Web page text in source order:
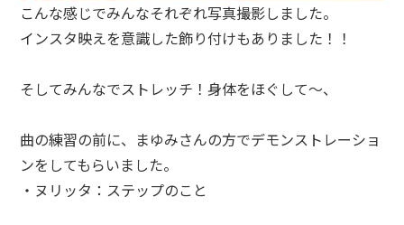
こんな感じでみんなそれぞれ写真撮影しました。
インスタ映えを意識した飾り付けもありました！！
そしてみんなでストレッチ！身体をほぐして〜、
曲の練習の前に、まゆみさんの方でデモンストレーショ
ンをしてもらいました。
・ヌリッタ：ステップのこと